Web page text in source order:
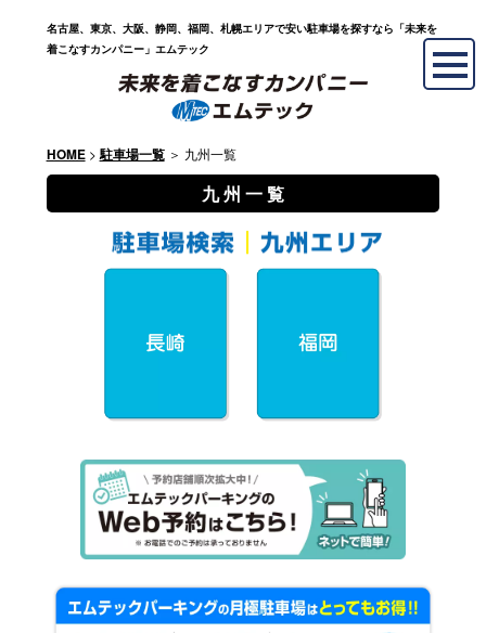
名古屋、東京、大阪、静岡、福岡、札幌エリアで安い駐車場を探すなら「未来を
着こなすカンパニー」エムテック
HOME> 駐車場一覧＞ 九州一覧
九 州 一 覧